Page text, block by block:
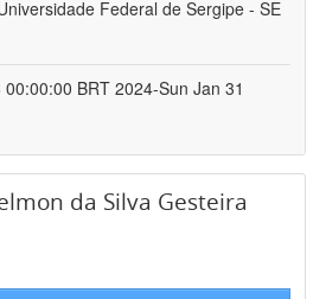
Federal de Sergipe - SE
BRT 2024-Sun Jan 31
da Silva Gesteira